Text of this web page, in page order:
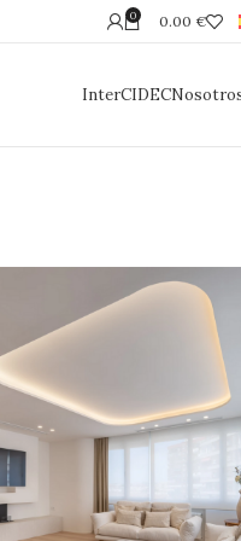
0 0.00 €
InterCIDEC